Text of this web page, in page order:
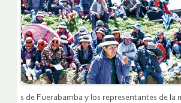
s de Fuerabamba y los representantes de la